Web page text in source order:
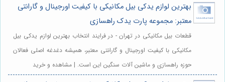
بهترین لوازم یدکی بیل مکانیکی با کیفیت اورجینال و گارانتی
معتبر: مجموعه پارت یدک راهسازی
قطعات بیل مکانیکی در تهران - در فرایند انتخاب بهترین لوازم یدکی بیل
مکانیکی با کیفیت اورجینال و گارانتی معتبر، همیشه دغدغه اصلی فعالان
حوزه راهسازی و ماشین آلات سنگین این است. | مشاهده و خرید